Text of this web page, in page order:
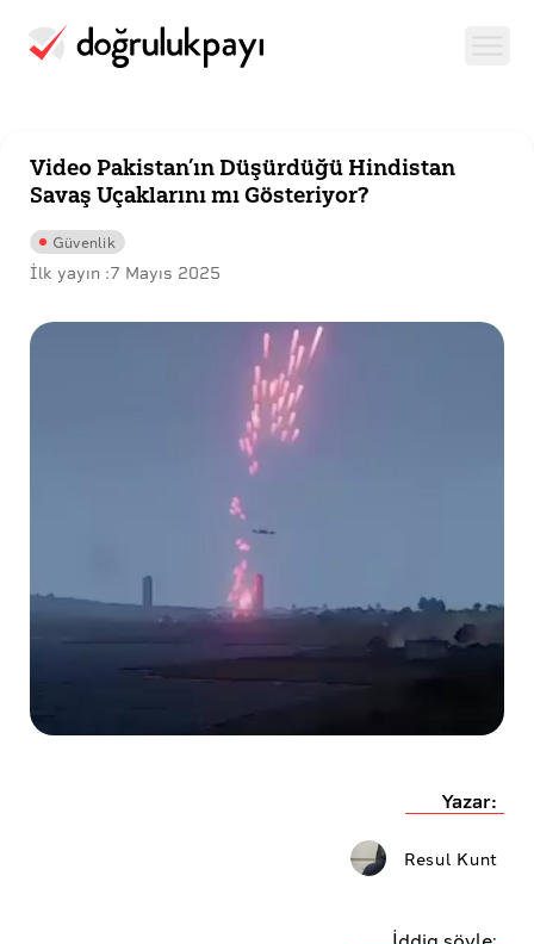
Video Pakistan’ın Düşürdüğü Hindistan
Savaş Uçaklarını mı Gösteriyor?
Güvenlik
İlk yayın :7 Mayıs 2025
Yazar:
Resul Kunt